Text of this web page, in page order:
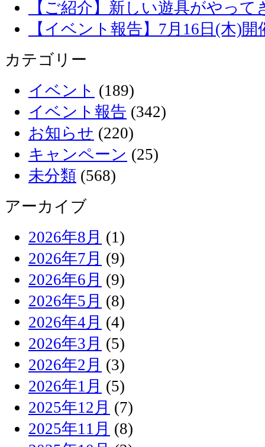
【ご紹介】新しい遊具がやって
【イベント報告】7月16日(木)
カテゴリー
イベント (189)
イベント報告 (342)
お知らせ (220)
キャンペーン (25)
未分類 (568)
アーカイブ
2026年8月 (1)
2026年7月 (9)
2026年6月 (9)
2026年5月 (8)
2026年4月 (4)
2026年3月 (5)
2026年2月 (3)
2026年1月 (5)
2025年12月 (7)
2025年11月 (8)